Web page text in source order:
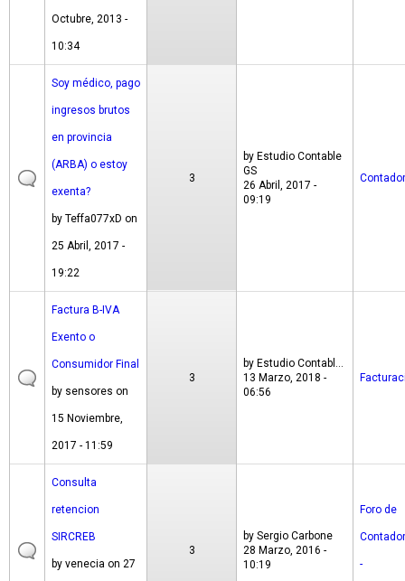
Octubre, 2013 -
10:34
Soy médico, pago
ingresos brutos
en provincia
(ARBA) o estoy
exenta?
by Teffa077xD on
25 Abril, 2017 -
19:22
3
by Estudio Contable
GS
26 Abril, 2017 -
09:19
Factura B-IVA
Exento o
Consumidor Final
by sensores on
15 Noviembre,
2017 - 11:59
3
by Estudio Contabl...
13 Marzo, 2018 -
06:56
Consulta
retencion
SIRCREB
by venecia on 27
3
by Sergio Carbone
28 Marzo, 2016 -
10:19
Foro de
-